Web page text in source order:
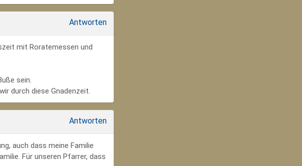
Antworten
mit Roratemessen und
sein.
durch diese Gnadenzeit.
Antworten
auch dass meine Familie
Für unseren Pfarrer, dass